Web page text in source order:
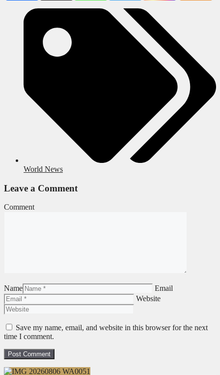
World News
Leave a Comment
Comment
Name
Email
Website
Save my name, email, and website in this browser for the next
time I comment.